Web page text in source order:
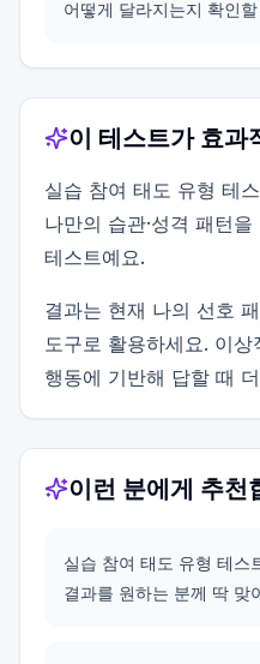
어떻게 달라지는지 확인
이 테스트가 효과
실습 참여 태도 유형 테
나만의 습관·성격 패턴
테스트예요.
결과는 현재 나의 선호
도구로 활용하세요. 이
행동에 기반해 답할 때
이런 분에게 추천
실습 참여 태도 유형 테스
결과를 원하는 분께 딱 맞